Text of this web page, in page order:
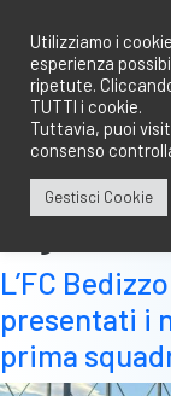
contenuto
L’FC
presentati i
prima
Utilizziamo i
esperienza
ripetute.
TUTTI i cookie.
Tuttavia, puoi
consenso
Gestisci Cookie